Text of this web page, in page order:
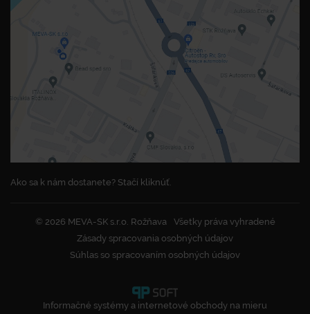
Ako sa k nám dostanete? Stačí kliknúť.
© 2026 MEVA-SK s.r.o. Rožňava
Všetky práva vyhradené
Zásady spracovania osobných údajov
Súhlas so spracovaním osobných údajov
Informačné systémy a internetové obchody na mieru